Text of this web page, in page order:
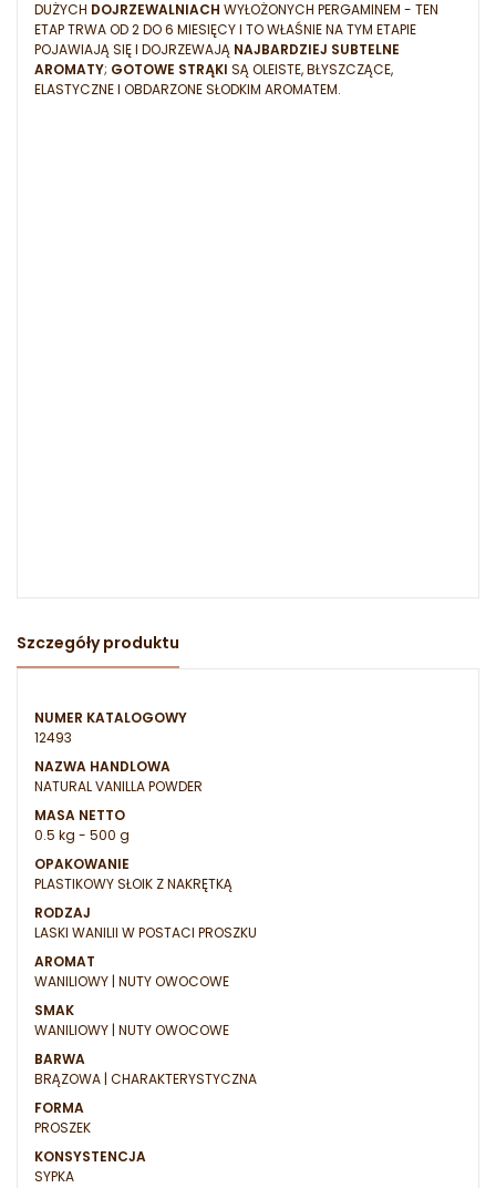
DUŻYCH DOJRZEWALNIACH WYŁOŻONYCH PERGAMINEM - TEN
ETAP TRWA OD 2 DO 6 MIESIĘCY I TO WŁAŚNIE NA TYM ETAPIE
POJAWIAJĄ SIĘ I DOJRZEWAJĄ NAJBARDZIEJ SUBTELNE
AROMATY; GOTOWE STRĄKI SĄ OLEISTE, BŁYSZCZĄCE,
ELASTYCZNE I OBDARZONE SŁODKIM AROMATEM.
Szczegóły produktu
NUMER KATALOGOWY
12493
NAZWA HANDLOWA
NATURAL VANILLA POWDER
MASA NETTO
0.5 kg - 500 g
OPAKOWANIE
PLASTIKOWY SŁOIK Z NAKRĘTKĄ
RODZAJ
LASKI WANILII W POSTACI PROSZKU
AROMAT
WANILIOWY | NUTY OWOCOWE
SMAK
WANILIOWY | NUTY OWOCOWE
BARWA
BRĄZOWA | CHARAKTERYSTYCZNA
FORMA
PROSZEK
KONSYSTENCJA
SYPKA